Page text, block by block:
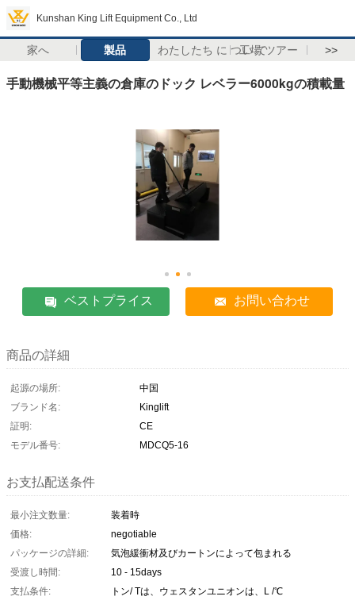
Kunshan King Lift Equipment Co., Ltd
家へ 製品 わたしたち に つい て工場 ツアー >>
手動機械平等主義の倉庫のドック レベラー6000kgの積載量
ベストプライス お問い合わせ
商品の詳細
起源の場所:
中国
ブランド名:
Kinglift
証明:
CE
モデル番号:
MDCQ5-16
お支払配送条件
最小注文数量:
装着時
価格:
negotiable
パッケージの詳細:
気泡緩衝材及びカートンによって包まれる
受渡し時間:
10 - 15days
支払条件:
トン/ Tは、ウェスタンユニオンは、L /℃